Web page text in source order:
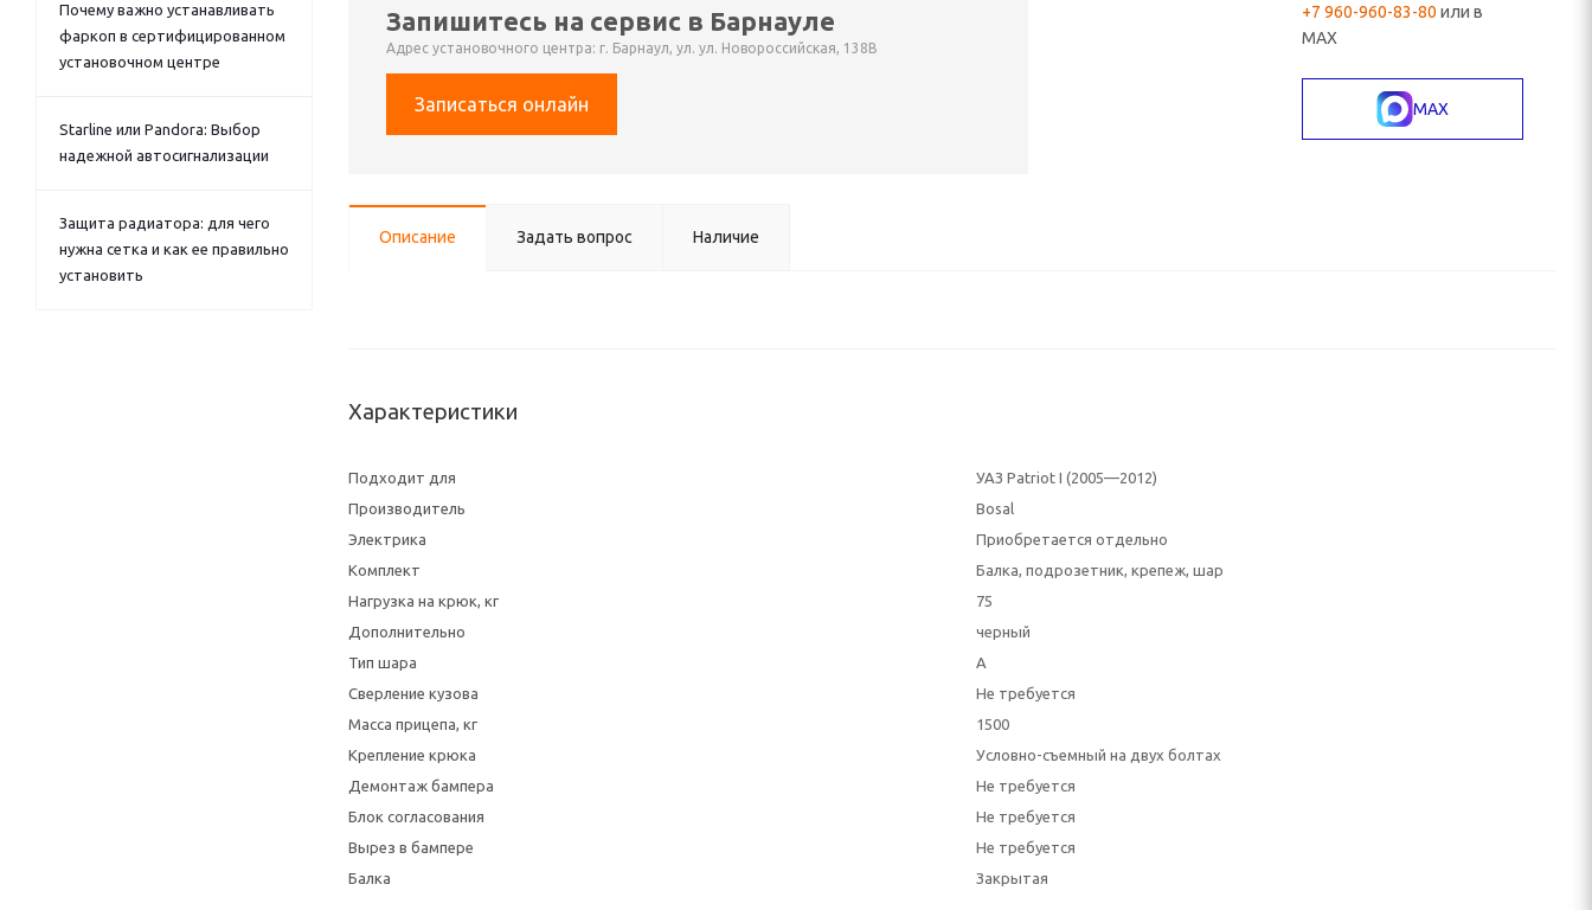
Запишитесь на сервис в Барнауле
Адрес установочного центра: г. Барнаул, ул. ул. Новороссийская, 138В
Записаться онлайн
+7 960-960-83-80 или в
MAX
MAX
Описание Задать вопрос Наличие
Характеристики
Подходит для
УАЗ Patriot I (2005—2012)
Производитель
Bosal
Электрика
Приобретается отдельно
Комплект
Балка, подрозетник, крепеж, шар
Нагрузка на крюк, кг
75
Дополнительно
черный
Тип шара
A
Сверление кузова
Не требуется
Масса прицепа, кг
1500
Крепление крюка
Условно-съемный на двух болтах
Демонтаж бампера
Не требуется
Блок согласования
Не требуется
Вырез в бампере
Не требуется
Балка
Закрытая
Почему важно устанавливать
фаркоп в сертифицированном
установочном центре
Starline или Pandora: Выбор
надежной автосигнализации
Защита радиатора: для чего
нужна сетка и как ее правильно
установить